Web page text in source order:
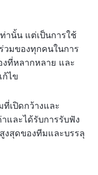
านั้น แต่เป็นการใช้
วมของทุกคนในการ
ที่หลากหลาย และ
ก้ไข
เปิดกว้างและ
ละได้รับการรับฟัง
สุดของทีมและบรรลุ